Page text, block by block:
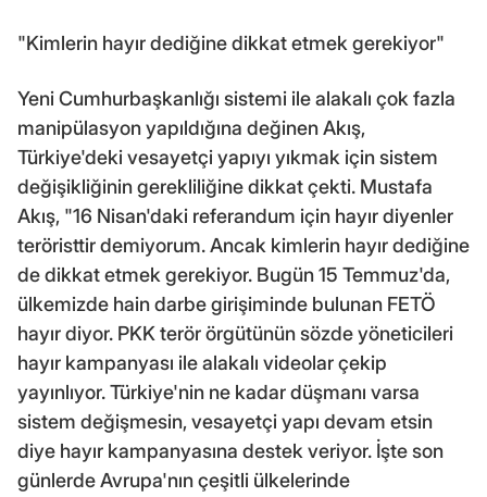
"Kimlerin hayır dediğine dikkat etmek gerekiyor"
Yeni Cumhurbaşkanlığı sistemi ile alakalı çok fazla
manipülasyon yapıldığına değinen Akış,
Türkiye'deki vesayetçi yapıyı yıkmak için sistem
değişikliğinin gerekliliğine dikkat çekti. Mustafa
Akış, "16 Nisan'daki referandum için hayır diyenler
teröristtir demiyorum. Ancak kimlerin hayır dediğine
de dikkat etmek gerekiyor. Bugün 15 Temmuz'da,
ülkemizde hain darbe girişiminde bulunan FETÖ
hayır diyor. PKK terör örgütünün sözde yöneticileri
hayır kampanyası ile alakalı videolar çekip
yayınlıyor. Türkiye'nin ne kadar düşmanı varsa
sistem değişmesin, vesayetçi yapı devam etsin
diye hayır kampanyasına destek veriyor. İşte son
günlerde Avrupa'nın çeşitli ülkelerinde